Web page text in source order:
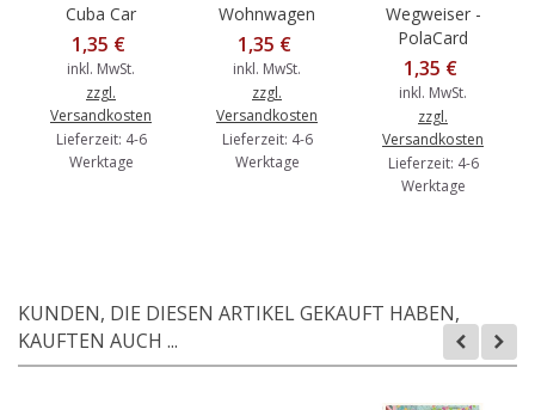
Cuba Car
1,35 €
inkl. MwSt.
zzgl.
Versandkosten
Lieferzeit: 4-6
Werktage
Wohnwagen
1,35 €
inkl. MwSt.
zzgl.
Versandkosten
Lieferzeit: 4-6
Werktage
Wegweiser -
PolaCard
1,35 €
inkl. MwSt.
zzgl.
Versandkosten
Lieferzeit: 4-6
Werktage
KUNDEN, DIE DIESEN ARTIKEL GEKAUFT HABEN,
KAUFTEN AUCH ...